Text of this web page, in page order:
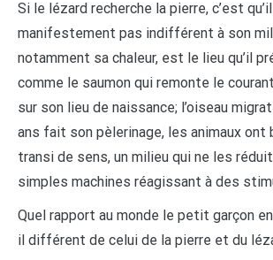
Si le lézard recherche la pierre, c’est qu’il
manifestement pas indifférent à son
notamment sa chaleur, est le lieu qu’il
comme le saumon qui remonte le
sur son lieu de naissance; l’oiseau
ans fait son pèlerinage, les animaux ont
transi de sens, un milieu qui ne les
simples machines réagissant à des
Quel rapport au monde le petit garçon
il différent de celui de la pierre et du